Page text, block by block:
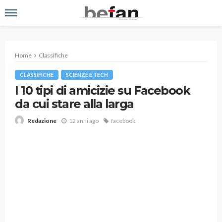
Home Classifiche
CLASSIFICHE SCIENZE E TECH
I 10 tipi di amicizie su Facebook
da cui stare alla larga
Redazione 12 anni ago facebook